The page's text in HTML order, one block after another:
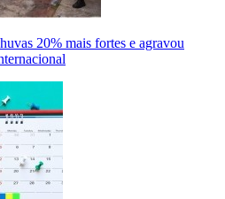
20% mais fortes e agravou